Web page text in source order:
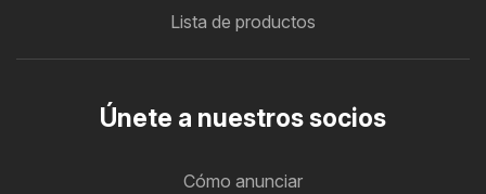
Lista de productos
Únete a nuestros socios
Cómo anunciar